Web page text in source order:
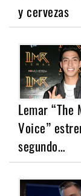
y cervezas
Lemar “The
Voice”
segundo…